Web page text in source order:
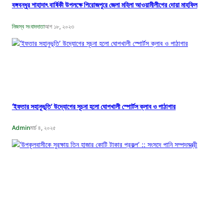
বঙ্গবন্ধুর শাহাদাৎ বার্ষিকী উপলক্ষে পিরোজপুরে জেলা মহিলা আওয়ামীলীগের দোয়া মাহফিল
নিজস্ব সংবাদদাতাআগ ১৮, ২০২৩
‘ইফতার সহানুভূতি’ উদ্যোগের সূচনা হলো ঘোপখালী স্পোর্টস ক্লাব ও পাঠাগার
Adminমার্চ ৪, ২০২৫